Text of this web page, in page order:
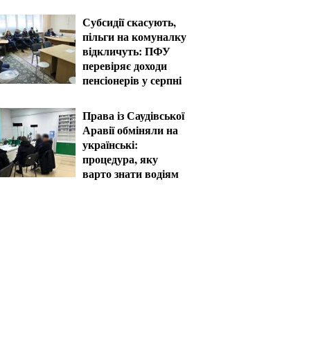
Франції
Субсидії скасують,
пільги на комуналку
відкличуть: ПФУ
перевіряє доходи
пенсіонерів у серпні
Права із Саудівської
Аравії обміняли на
українські:
процедура, яку
варто знати водіям